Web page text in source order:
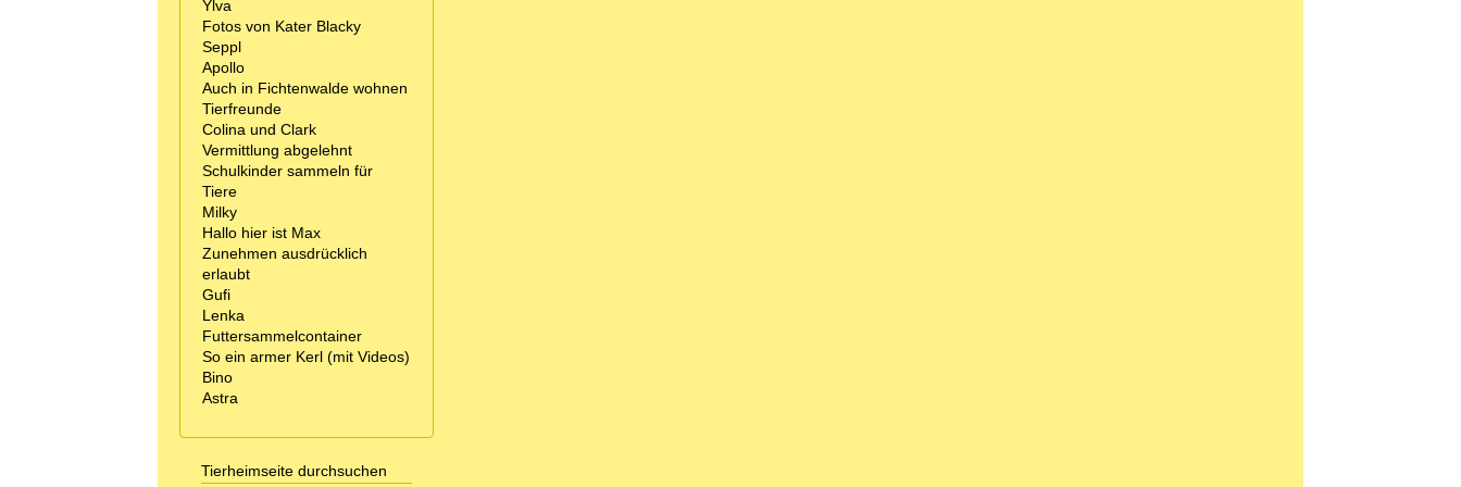
Ylva
Fotos von Kater Blacky
Seppl
Apollo
Auch in Fichtenwalde wohnen
Tierfreunde
Colina und Clark
Vermittlung abgelehnt
Schulkinder sammeln für
Tiere
Milky
Hallo hier ist Max
Zunehmen ausdrücklich
erlaubt
Gufi
Lenka
Futtersammelcontainer
So ein armer Kerl (mit Videos)
Bino
Astra
Tierheimseite durchsuchen